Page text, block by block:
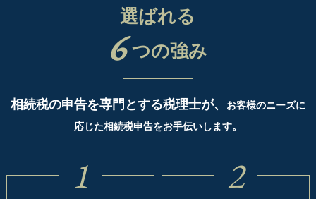
選ばれる
6 つの強み
相続税の申告を専門とする税理士が、
お客様のニーズに
応じた相続税申告をお手伝いします。
1 2